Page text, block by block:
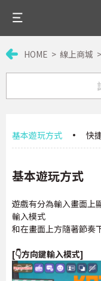
HOME 線上商城
基本遊玩方式 · 快
基本遊玩方式
遊戲有分為輸入畫面上
輸入模式
和在畫面上方隨著節奏
[👇方向鍵輸入模式]